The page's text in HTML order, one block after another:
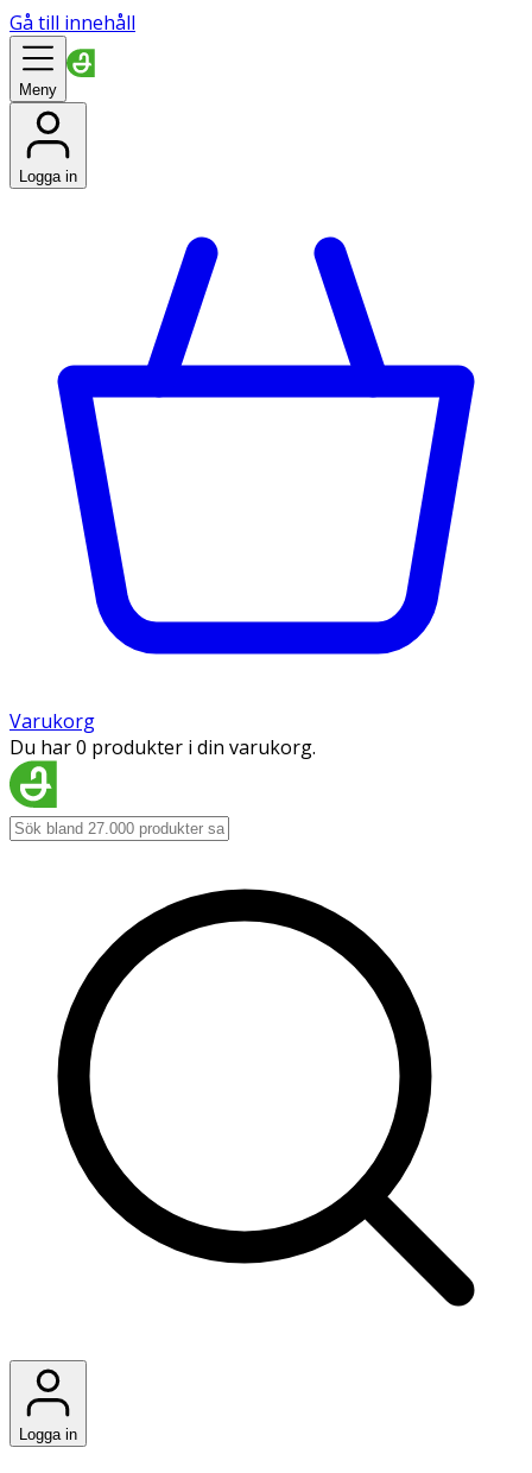
Gå till innehåll
Meny
Logga in
Varukorg
Du har 0 produkter i din varukorg.
Logga in